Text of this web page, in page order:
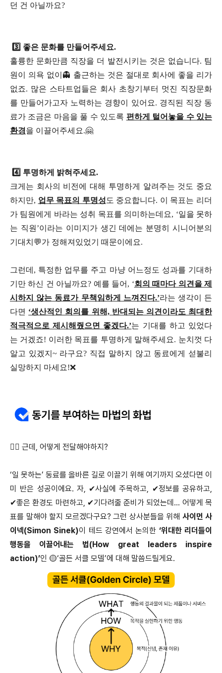
던 건 아닐까요?
3️⃣ 좋은 문화를 만들어주세요.
훌륭한 문화만큼 직장을 더 발전시키는 것은 없습니다. 팀
원이 의욕 없이👻 출근하는 것은 절대로 회사에 좋을 리가
없죠. 많은 스타트업들은 회사 초창기부터 멋진 직장문화
를 만들어가고자 노력하는 경향이 있어요. 경직된 직장 동
료가 조금은 마음을 풀 수 있도록 편하게 털어놓을 수 있는
환경을 이끌어주세요.🤗
4️⃣ 투명하게 밝혀주세요.
크게는 회사의 비전에 대해 투명하게 알려주는 것도 중요
하지만, 업무 목표의 투명성 도 중요합니다. 이 목표는 리더
가 팀원에게 바라는 성취 목표를 의미하는데요, ‘일을 못하
는 직원’이라는 이미지가 생긴 데에는 분명히 시니어분의
기대치💬가 정해져있었기 때문이에요.
그런데, 특정한 업무를 주고 마냥 어느정도 성과를 기대하
기만 하신 건 아닐까요? 예를 들어, ‘회의 때마다 의견을 제
시하지 않는 동료가 무책임하게 느껴진다.’라는 생각이 든
다면 ‘생산적인 회의를 위해, 반대되는 의견이라도 최대한
적극적으로 제시해줬으면 좋겠다.’는 기대를 하고 있었다
는 거겠죠! 이러한 목표를 투명하게 말해주세요. 눈치껏 다
알고 있겠지~ 라구요? 직접 말하지 않고 동료에게 섣불리
실망하지 마세요!❌
🤷‍♀️ 근데, 어떻게 전달해야하지?
‘일 못하는’ 동료를 올바른 길로 이끌기 위해 여기까지 오셨다면 이
미 반은 성공이에요. 자, ✔사실에 주목하고, ✔정보를 공유하고,
✔좋은 환경도 마련하고, ✔기다려줄 준비가 되었는데… 어떻게 목
표를 말해야 할지 모르겠다구요? 그런 상사분들을 위해 사이먼 사
이넥(Simon Sinek)이 테드 강연에서 논의한 ‘위대한 리더들이
행동을 이끌어내는 법(How great leaders inspire
action)’인 🟡‘골든 서클 모델’에 대해 말씀드릴게요.